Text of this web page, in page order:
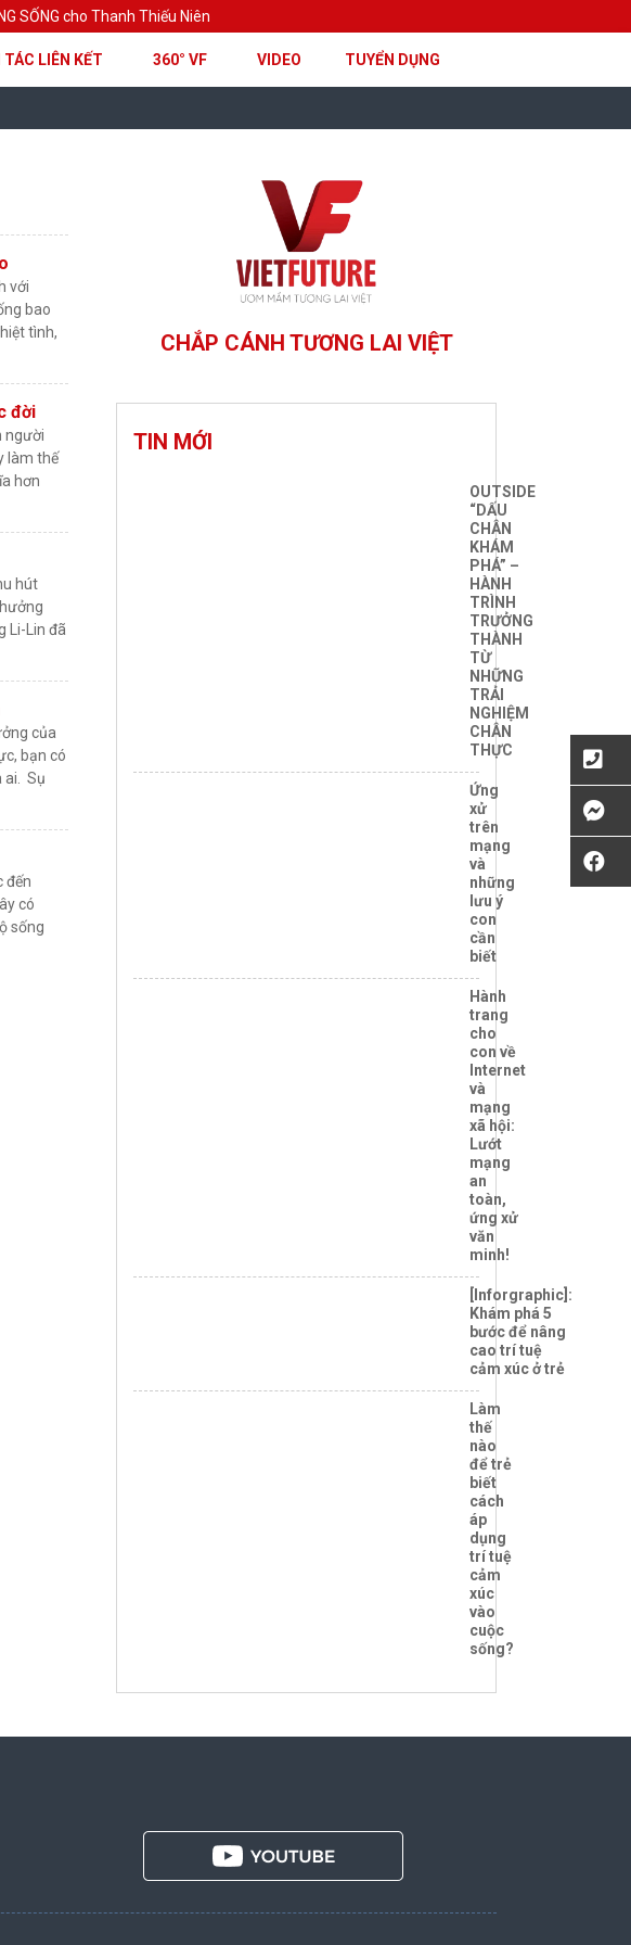
SỐNG cho Thanh Thiếu Niên
TÁC LIÊN KẾT 360° VF VIDEO TUYỂN DỤNG
với
bao
tình,
đời
người
làm thế
hơn
hút
Li-Lin đã
của
bạn có
ai. Sụ
đến
có
sống
CHẮP CÁNH TƯƠNG LAI VIỆT
TIN MỚI
OUTSIDE
“DẤU
CHÂN
KHÁM
PHÁ” –
HÀNH
TRÌNH
TRƯỞNG
THÀNH
TỪ
NHỮNG
TRẢI
NGHIỆM
CHÂN
THỰC
Ứng
xử
trên
mạng
và
những
lưu ý
con
cần
biết
Hành
trang
cho
con về
Internet
và
mạng
xã hội:
Lướt
mạng
an
toàn,
ứng xử
văn
minh!
[Inforgraphic]:
Khám phá 5
bước để nâng
cao trí tuệ
cảm xúc ở trẻ
Làm
thế
nào
để trẻ
biết
cách
áp
dụng
trí tuệ
cảm
xúc
vào
cuộc
sống?